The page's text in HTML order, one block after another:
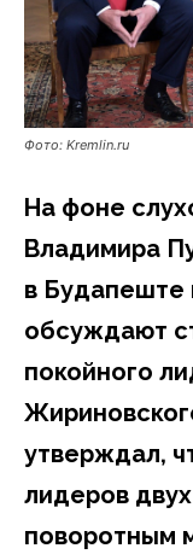
Фото: Kremlin.ru
На фоне
Владимира
в Будапеште
обсуждают
покойного
утверждал,
лидеров
поворотным